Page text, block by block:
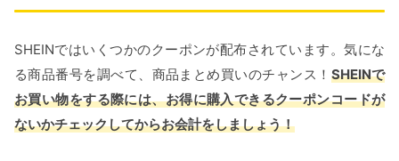
SHEINではいくつかのクーポンが配布されています。気にな
る商品番号を調べて、商品まとめ買いのチャンス！ SHEINで
お買い物をする際には、お得に購入できるクーポンコードが
ないかチェックしてからお会計をしましょう！